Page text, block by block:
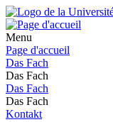
Menu
Page d'accueil
Das Fach
Das Fach
Das Fach
Das Fach
Kontakt